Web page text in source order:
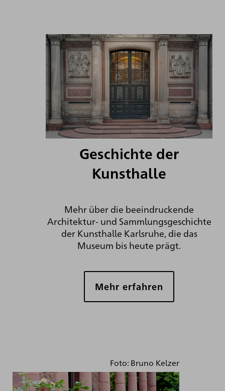
Geschichte der
Kunsthalle
Mehr über die beeindruckende
Architektur- und Sammlungsgeschichte
der Kunsthalle Karlsruhe, die das
Museum bis heute prägt.
Mehr erfahren
Foto: Bruno Kelzer